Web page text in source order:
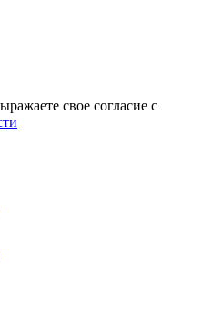
свое согласие с